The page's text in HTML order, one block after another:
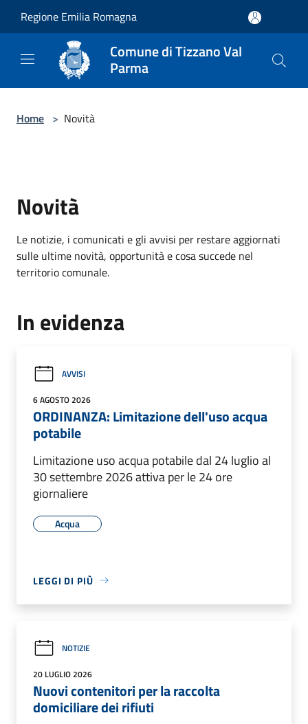
Regione Emilia Romagna
Comune di Tizzano Val
Parma
Home > Novità
Novità
Le notizie, i comunicati e gli avvisi per restare aggiornati
sulle ultime novità, opportunità e cosa succede nel
territorio comunale.
In evidenza
AVVISI
6 AGOSTO 2026
ORDINANZA: Limitazione dell'uso acqua
potabile
Limitazione uso acqua potabile dal 24 luglio al
30 settembre 2026 attiva per le 24 ore
giornaliere
Acqua
LEGGI DI PIÙ
NOTIZIE
20 LUGLIO 2026
Nuovi contenitori per la raccolta
domiciliare dei rifiuti